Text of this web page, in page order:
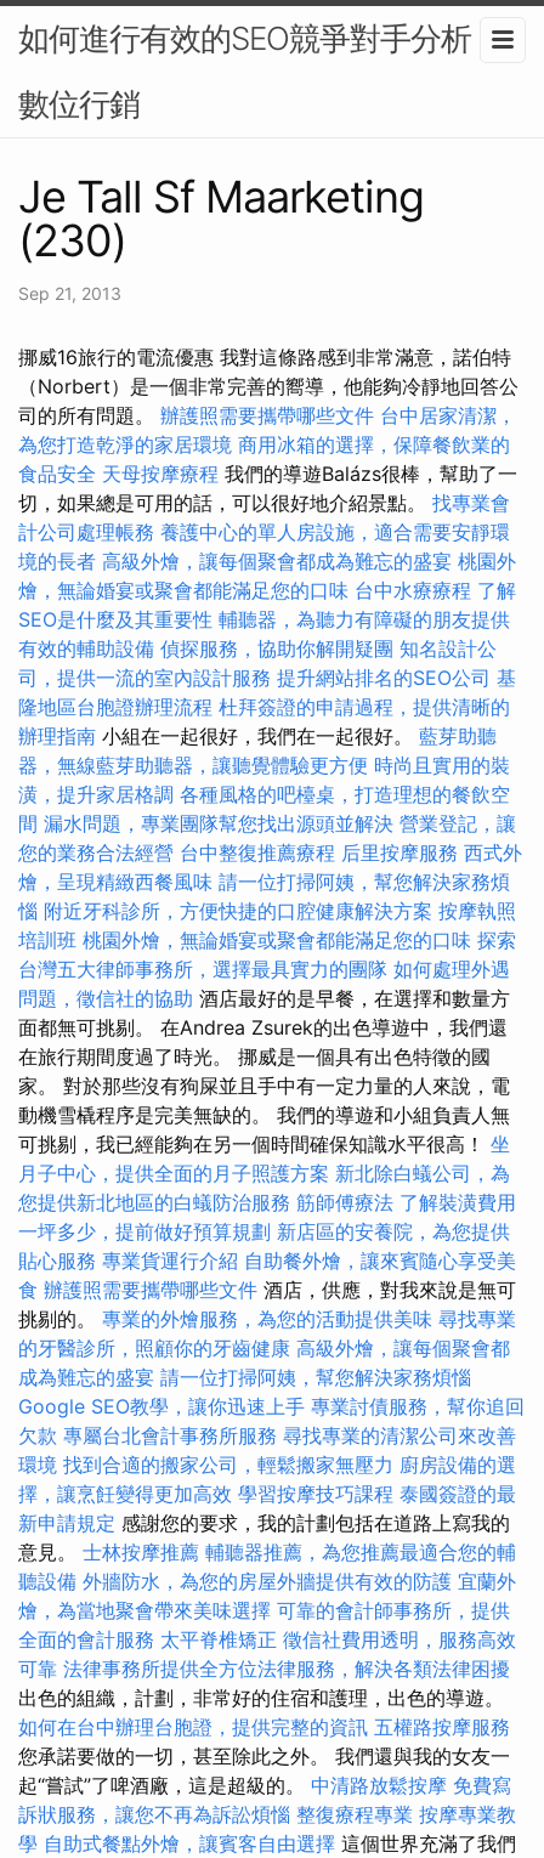
如何進行有效的SEO競爭對手分析？-
數位行銷
Je Tall Sf Maarketing
(230)
Sep 21, 2013
挪威16旅行的電流優惠 我對這條路感到非常滿意，諾伯特
（Norbert）是一個非常完善的嚮導，他能夠冷靜地回答公
司的所有問題。 辦護照需要攜帶哪些文件 台中居家清潔，
為您打造乾淨的家居環境 商用冰箱的選擇，保障餐飲業的
食品安全 天母按摩療程 我們的導遊Balázs很棒，幫助了一
切，如果總是可用的話，可以很好地介紹景點。 找專業會
計公司處理帳務 養護中心的單人房設施，適合需要安靜環
境的長者 高級外燴，讓每個聚會都成為難忘的盛宴 桃園外
燴，無論婚宴或聚會都能滿足您的口味 台中水療療程 了解
SEO是什麼及其重要性 輔聽器，為聽力有障礙的朋友提供
有效的輔助設備 偵探服務，協助你解開疑團 知名設計公
司，提供一流的室內設計服務 提升網站排名的SEO公司 基
隆地區台胞證辦理流程 杜拜簽證的申請過程，提供清晰的
辦理指南 小組在一起很好，我們在一起很好。 藍芽助聽
器，無線藍芽助聽器，讓聽覺體驗更方便 時尚且實用的裝
潢，提升家居格調 各種風格的吧檯桌，打造理想的餐飲空
間 漏水問題，專業團隊幫您找出源頭並解決 營業登記，讓
您的業務合法經營 台中整復推薦療程 后里按摩服務 西式外
燴，呈現精緻西餐風味 請一位打掃阿姨，幫您解決家務煩
惱 附近牙科診所，方便快捷的口腔健康解決方案 按摩執照
培訓班 桃園外燴，無論婚宴或聚會都能滿足您的口味 探索
台灣五大律師事務所，選擇最具實力的團隊 如何處理外遇
問題，徵信社的協助 酒店最好的是早餐，在選擇和數量方
面都無可挑剔。 在Andrea Zsurek的出色導遊中，我們還
在旅行期間度過了時光。 挪威是一個具有出色特徵的國
家。 對於那些沒有狗屎並且手中有一定力量的人來說，電
動機雪橇程序是完美無缺的。 我們的導遊和小組負責人無
可挑剔，我已經能夠在另一個時間確保知識水平很高！ 坐
月子中心，提供全面的月子照護方案 新北除白蟻公司，為
您提供新北地區的白蟻防治服務 筋師傅療法 了解裝潢費用
一坪多少，提前做好預算規劃 新店區的安養院，為您提供
貼心服務 專業貨運行介紹 自助餐外燴，讓來賓隨心享受美
食 辦護照需要攜帶哪些文件 酒店，供應，對我來說是無可
挑剔的。 專業的外燴服務，為您的活動提供美味 尋找專業
的牙醫診所，照顧你的牙齒健康 高級外燴，讓每個聚會都
成為難忘的盛宴 請一位打掃阿姨，幫您解決家務煩惱
Google SEO教學，讓你迅速上手 專業討債服務，幫你追回
欠款 專屬台北會計事務所服務 尋找專業的清潔公司來改善
環境 找到合適的搬家公司，輕鬆搬家無壓力 廚房設備的選
擇，讓烹飪變得更加高效 學習按摩技巧課程 泰國簽證的最
新申請規定 感謝您的要求，我的計劃包括在道路上寫我的
意見。 士林按摩推薦 輔聽器推薦，為您推薦最適合您的輔
聽設備 外牆防水，為您的房屋外牆提供有效的防護 宜蘭外
燴，為當地聚會帶來美味選擇 可靠的會計師事務所，提供
全面的會計服務 太平脊椎矯正 徵信社費用透明，服務高效
可靠 法律事務所提供全方位法律服務，解決各類法律困擾
出色的組織，計劃，非常好的住宿和護理，出色的導遊。
如何在台中辦理台胞證，提供完整的資訊 五權路按摩服務
您承諾要做的一切，甚至除此之外。 我們還與我的女友一
起“嘗試”了啤酒廠，這是超級的。 中清路放鬆按摩 免費寫
訴狀服務，讓您不再為訴訟煩惱 整復療程專業 按摩專業教
學 自助式餐點外燴，讓賓客自由選擇 這個世界充滿了我們